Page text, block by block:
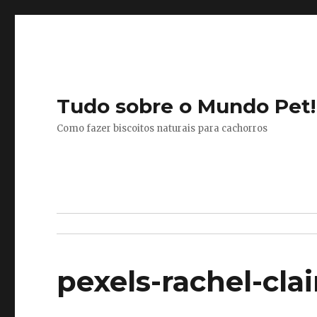
Tudo sobre o Mundo Pet!
Como fazer biscoitos naturais para cachorros
pexels-rachel-